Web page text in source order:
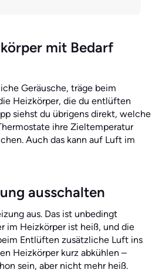
mit Bedarf
Geräusche, träge beim
Heizkörper, die du entlüften
siehst du übrigens direkt, welche
ihre Zieltemperatur
Auch das kann auf Luft im
ausschalten
aus. Das ist unbedingt
im Heizkörper ist heiß, und die
Entlüften zusätzliche Luft ins
Heizkörper kurz abkühlen –
sein, aber nicht mehr heiß.